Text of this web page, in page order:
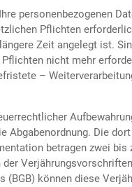
personenbezogenen
Pflichten
Zeit angelegt ist.
nicht mehr
–
Abgabenordnung. Die
betragen zwei bis
(BGB) können diese